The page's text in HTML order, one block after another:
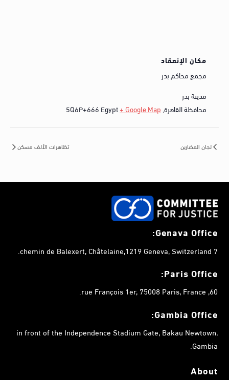
مكان الإنعقاد
مجمع محاكم بدر
مدينة بدر
محافظة القاهرة,
5Q6P+666 Egypt+ Google Map
لجان المضارين تظاهرات الألف مسكن
Genava Office:
7 chemin de Balexert, Châtelaine,1219 Geneva, Switzerland.
Paris Office:
60, rue François 1er, 75008 Paris, France.
Gambia Office:
in front of the Independence Stadium Gate, Bakau Newtown,
Gambia.
About